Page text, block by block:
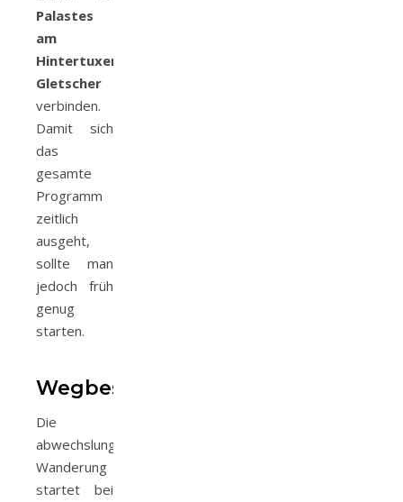
Palastes
am
Hintertuxer
Gletscher
verbinden.
Damit sich
das
gesamte
Programm
zeitlich
ausgeht,
sollte man
jedoch früh
genug
starten.
Wegbeschreibung
Die
abwechslungsreiche
Wanderung
startet bei